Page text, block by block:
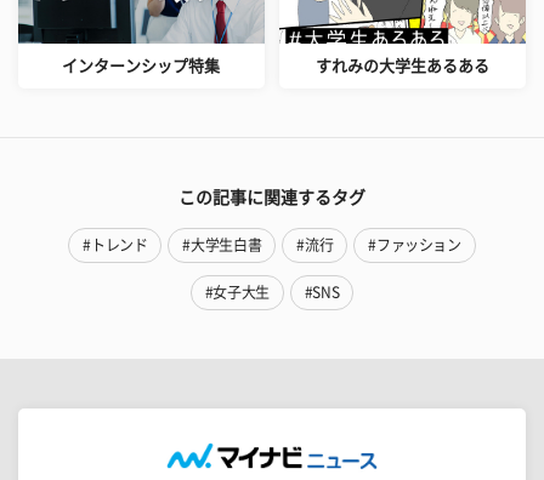
インターンシップ特集 すれみの大学生あるある
この記事に関連するタグ
#トレンド #大学生白書 #流行 #ファッション
#女子大生 #SNS